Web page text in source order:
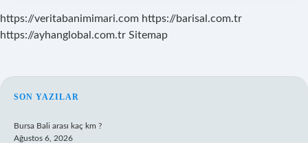
https://veritabanimimari.com https://barisal.com.tr
https://ayhanglobal.com.tr Sitemap
SIDEBAR
SON YAZILAR
Bursa Bali arası kaç km ?
Ağustos 6, 2026